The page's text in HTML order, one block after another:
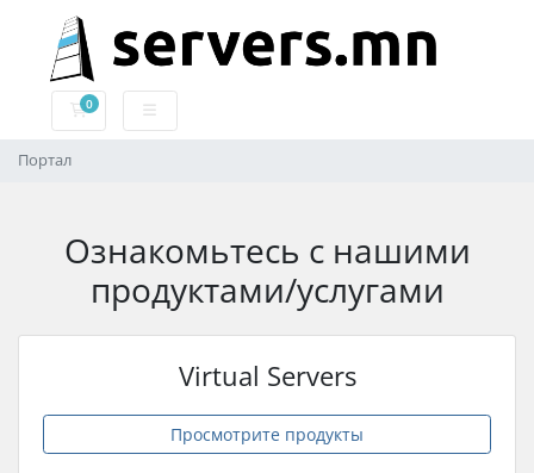
0
Корзина
Портал
Ознакомьтесь с нашими
продуктами/услугами
Virtual Servers
Просмотрите продукты